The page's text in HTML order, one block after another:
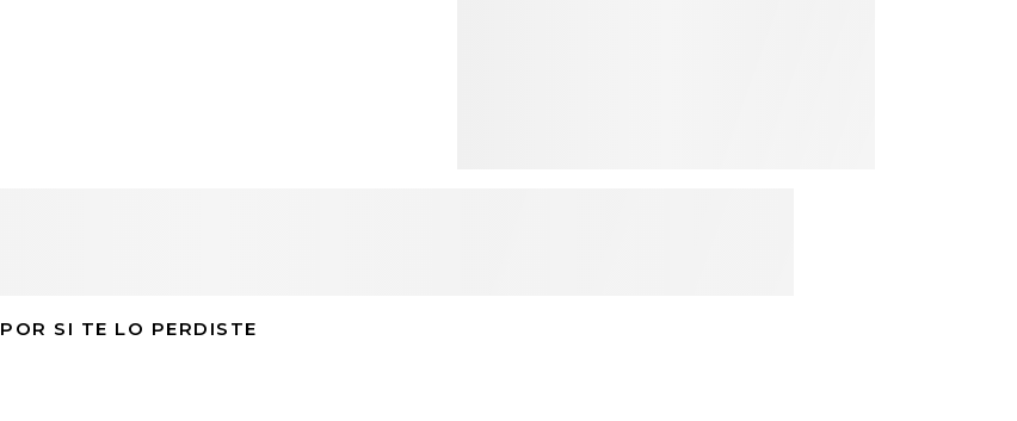
POR SI TE LO PERDISTE